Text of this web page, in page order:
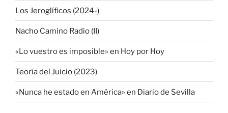
Los Jeroglíficos (2024-)
Nacho Camino Radio (II)
«Lo vuestro es imposible» en Hoy por Hoy
Teoría del Juicio (2023)
«Nunca he estado en América» en Diario de Sevilla